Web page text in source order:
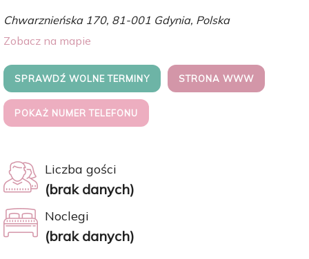
Chwarznieńska 170, 81-001 Gdynia, Polska
Zobacz na mapie
SPRAWDŹ WOLNE TERMINY STRONA WWW
POKAŻ NUMER TELEFONU
Liczba gości
(brak danych)
Noclegi
(brak danych)